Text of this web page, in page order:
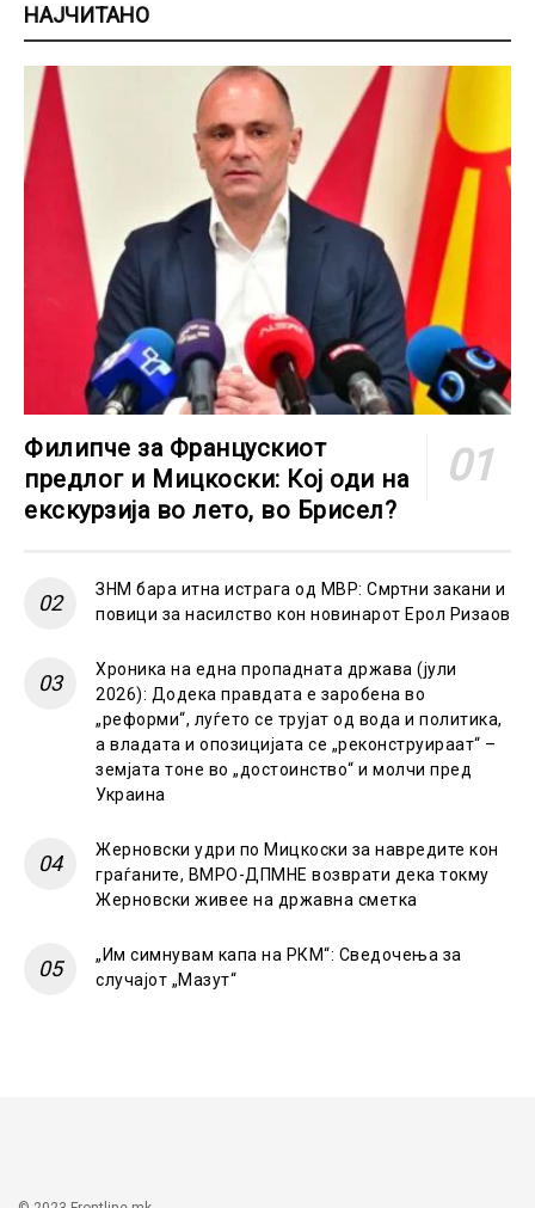
НАЈЧИТАНО
Филипче за Францускиот
предлог и Мицкоски: Кој оди на
екскурзија во лето, во Брисел?
ЗНМ бара итна истрага од МВР: Смртни закани и
повици за насилство кон новинарот Ерол Ризаов
Хроника на една пропадната држава (јули
2026): Додека правдата е заробена во
„реформи“, луѓето се трујат од вода и политика,
а владата и опозицијата се „реконструираат“ –
земјата тоне во „достоинство“ и молчи пред
Украина
Жерновски удри по Мицкоски за навредите кон
граѓаните, ВМРО-ДПМНЕ возврати дека токму
Жерновски живее на државна сметка
„Им симнувам капа на РКМ“: Сведочења за
случајот „Мазут“